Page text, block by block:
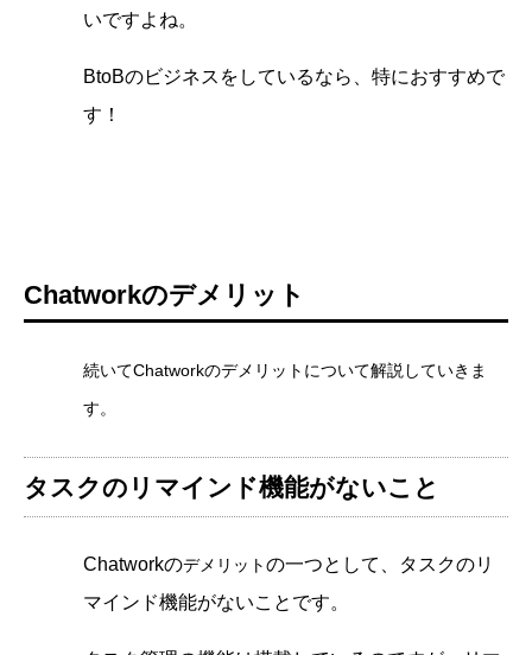
いですよね。
BtoBのビジネスをしているなら、特におすすめで
す！
Chatworkのデメリット
続いてChatworkのデメリットについて解説していきま
す。
タスクのリマインド機能がないこと
Chatworkのデメリットの一つとして、タスクのリ
マインド機能がないことです。